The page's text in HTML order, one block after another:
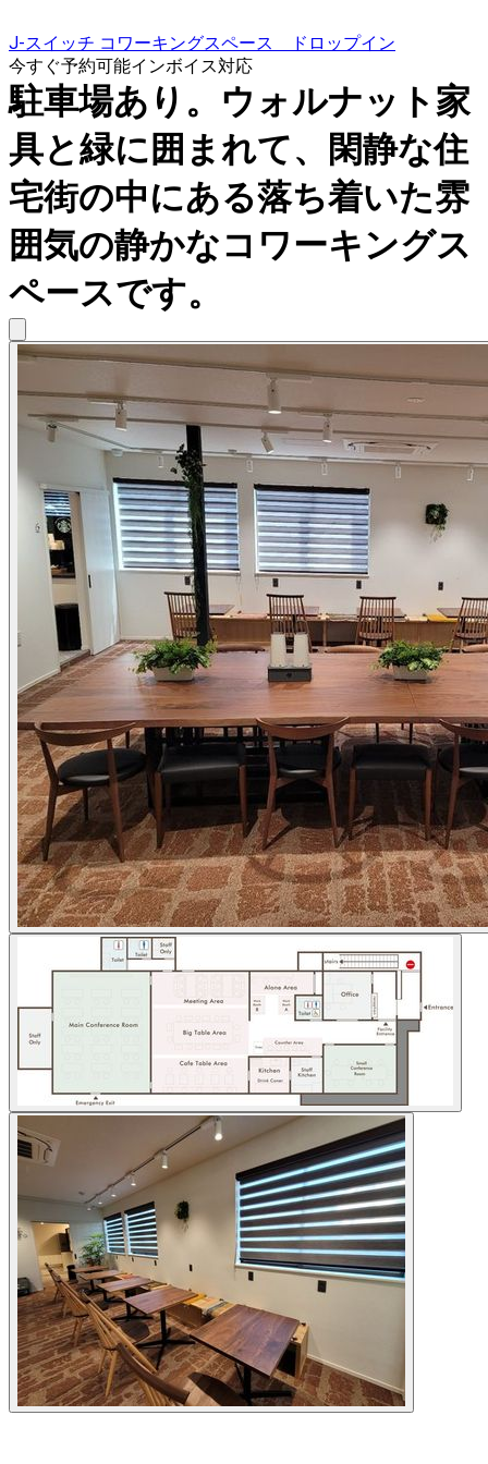
J-スイッチ コワーキングスペース ドロップイン
今すぐ予約可能インボイス対応
駐車場あり。ウォルナット家
具と緑に囲まれて、閑静な住
宅街の中にある落ち着いた雰
囲気の静かなコワーキングス
ペースです。